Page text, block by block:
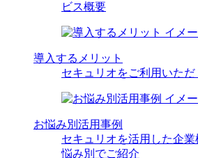
ビス概要
導入するメリット
セキュリオをご利用いた
お悩み別活用事例
セキュリオを活用した企
悩み別でご紹介